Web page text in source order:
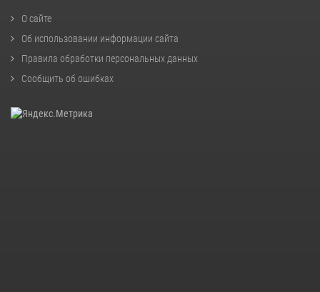
О сайте
Об использовании информации сайта
Правила обработки персональных данных
Сообщить об ошибках